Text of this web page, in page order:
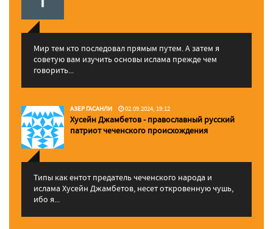
Мир тем кто последовал прямым путем. А затем я
советую вам изучить основы ислама прежде чем
говорить...
АЗЕР ГАСАНЛИ 02.09.2024, 19:12
Хусейн Джамбетов - православный русский
патриот чеченского происхождения
Типы как ентот предатель чеченского народа и
ислама Хусейн Джамбетов, несет откровенную чушь,
ибо я...